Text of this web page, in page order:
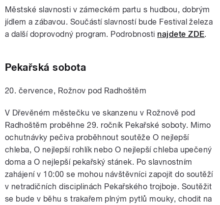
Městské slavnosti v zámeckém partu s hudbou, dobrým
jídlem a zábavou. Součástí slavností bude Festival železa
a další doprovodný program. Podrobnosti najdete ZDE.
Pekařská sobota
20. července, Rožnov pod Radhoštěm
V Dřevěném městečku ve skanzenu v Rožnově pod
Radhoštěm proběhne 29. ročník Pekařské soboty. Mimo
ochutnávky pečiva proběhnout soutěže O nejlepší
chleba, O nejlepší rohlík nebo O nejlepší chleba upečený
doma a O nejlepší pekařský stánek. Po slavnostním
zahájení v 10:00 se mohou návštěvníci zapojit do soutěží
v netradičních disciplinách Pekařského trojboje. Soutěžit
se bude v běhu s trakařem plným pytlů mouky, chodit na